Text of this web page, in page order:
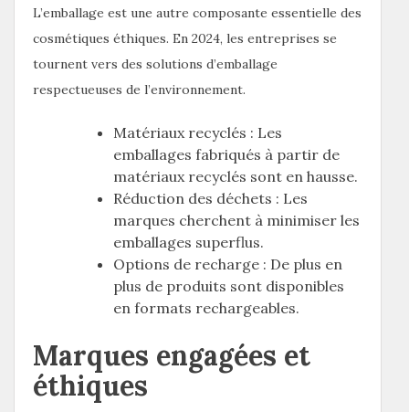
L’emballage est une autre composante essentielle des
cosmétiques éthiques. En 2024, les entreprises se
tournent vers des solutions d’emballage
respectueuses de l’environnement.
Matériaux recyclés : Les
emballages fabriqués à partir de
matériaux recyclés sont en hausse.
Réduction des déchets : Les
marques cherchent à minimiser les
emballages superflus.
Options de recharge : De plus en
plus de produits sont disponibles
en formats rechargeables.
Marques engagées et
éthiques